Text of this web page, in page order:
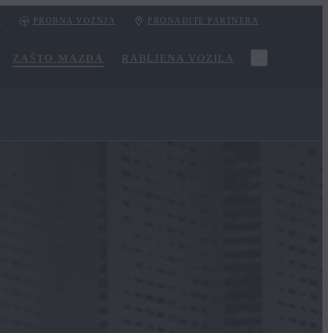
PROBNA VOŽNJA PRONAĐITE PARTNERA
ZAŠTO MAZDA RABLJENA VOZILA